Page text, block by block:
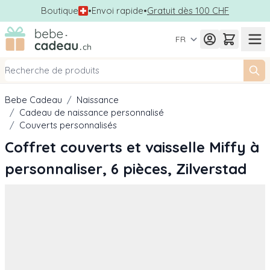
Boutique •Envoi rapide•Gratuit dès 100 CHF
Allez au contenu
FR
Bebe Cadeau / Naissance
/ Cadeau de naissance personnalisé
/ Couverts personnalisés
Coffret couverts et vaisselle Miffy à
personnaliser, 6 pièces, Zilverstad